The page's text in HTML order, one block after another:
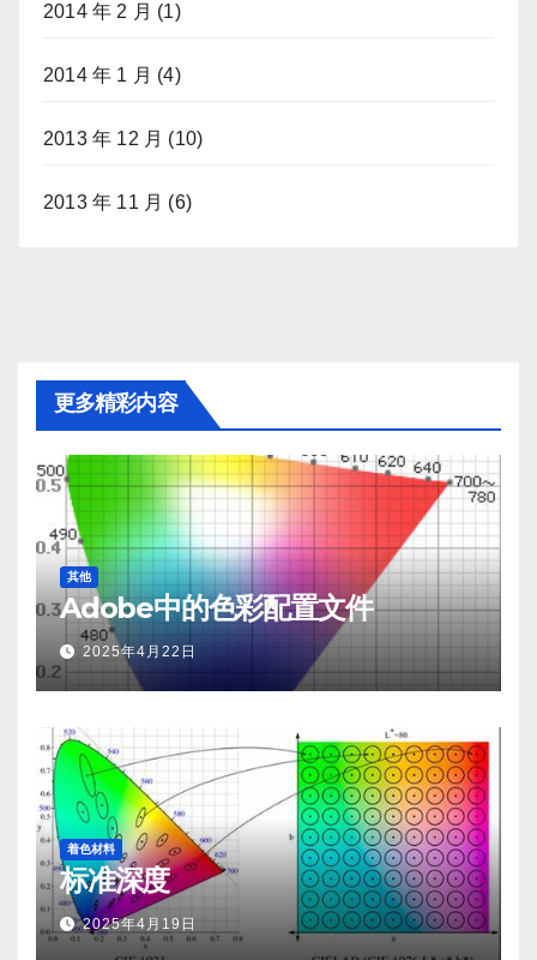
2014 年 2 月 (1)
2014 年 1 月 (4)
2013 年 12 月 (10)
2013 年 11 月 (6)
更多精彩内容
其他
Adobe中的色彩配置文件
2025年4月22日
着色材料
标准深度
2025年4月19日